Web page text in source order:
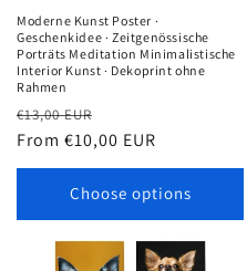
Moderne Kunst Poster ·
Geschenkidee · Zeitgenössische
Porträts Meditation Minimalistische
Interior Kunst · Dekoprint ohne
Rahmen
Regular
price
€13,00 EUR
price
From €10,00 EUR
Choose options